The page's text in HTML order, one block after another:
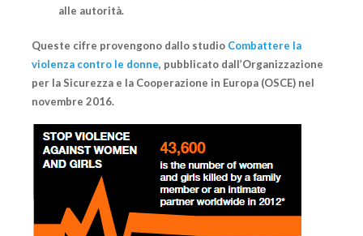
alle autorità.
Queste cifre provengono dallo studio Combattere la
violenza contro le donne, pubblicato dall’Organizzazione
per la Sicurezza e la Cooperazione in Europa (OSCE) nel
novembre 2016.